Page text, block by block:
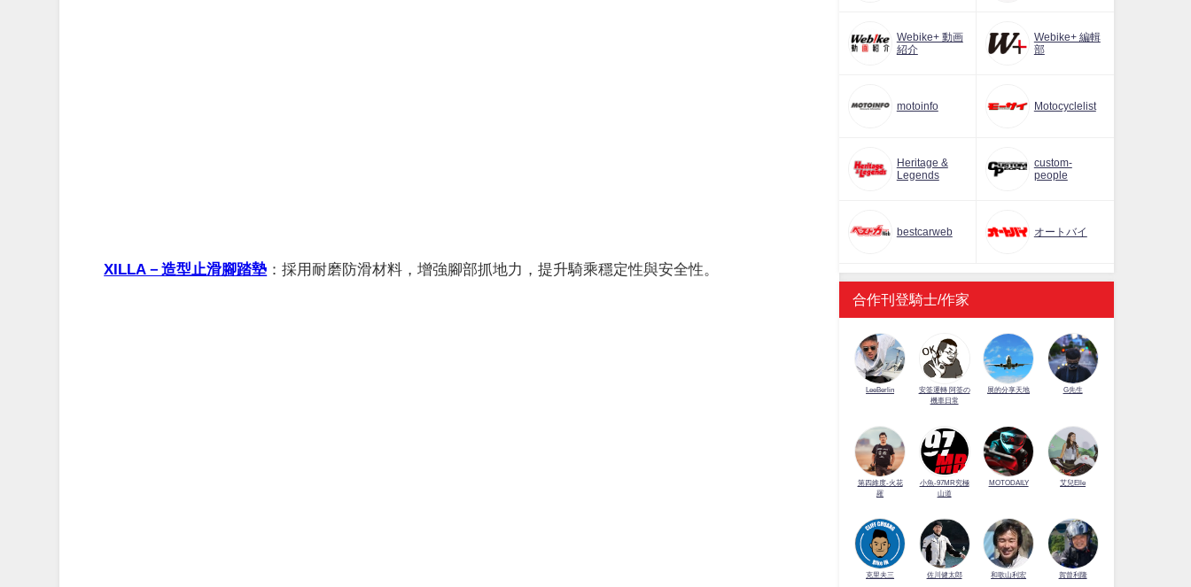
XILLA－造型止滑腳踏墊 ：採用耐磨防滑材料，增強腳部抓地力，提升騎乘穩定性與安全性。
Webike+ 動画
紹介
Webike+ 編輯
部
motoinfo Motocyclelist
Heritage &
Legends
custom-
people
bestcarweb オートバイ
合作刊登騎士/作家
LeeBerlin
安筌運轉 阿筌の
機車日常
展的分享天地 G先生
第四維度-火花
羅
小魚-97MR究極
山道
MOTODAILY 艾兒Elle
克里夫三 佐川健太郎 和歌山利宏 賀曾利隆